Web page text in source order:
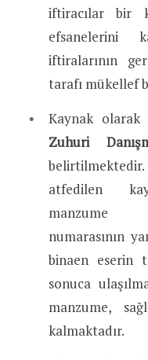
iftiracılar bir
efsanelerini
iftiralarının
tarafı mükellef
Kaynak olarak
Zuhuri
belirtilmektedir.
atfedilen
numarasının
binaen eserin
sonuca
manzume,
kalmaktadır.